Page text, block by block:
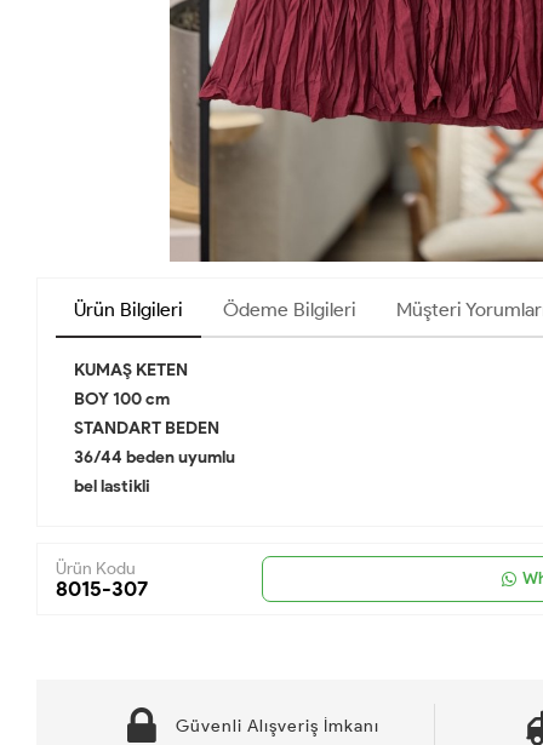
Ürün Bilgileri Ödeme Bilgileri Müşteri
KUMAŞ KETEN
BOY 100 cm
STANDART BEDEN
36/44 beden uyumlu
bel lastikli
Ürün Kodu
8015-307
Güvenli Alışveriş İmkanı